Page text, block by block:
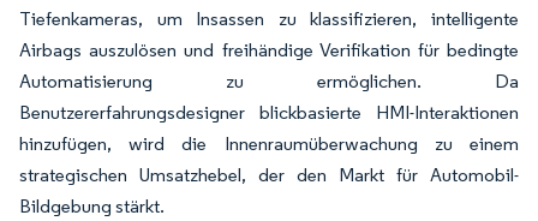
Tiefenkameras, um Insassen zu klassifizieren, intelligente
Airbags auszulösen und freihändige Verifikation für bedingte
Automatisierung zu ermöglichen. Da
Benutzererfahrungsdesigner blickbasierte HMI-Interaktionen
hinzufügen, wird die Innenraumüberwachung zu einem
strategischen Umsatzhebel, der den Markt für Automobil-
Bildgebung stärkt.